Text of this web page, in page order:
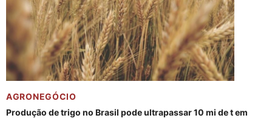
AGRONEGÓCIO
Produção de trigo no Brasil pode ultrapassar 10 mi de t em